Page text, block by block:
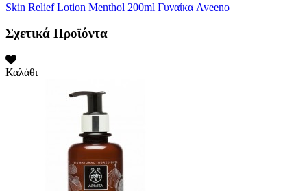
Skin Relief Lotion Menthol 200ml Γυναίκα Aveeno
Σχετικά Προϊόντα
Καλάθι